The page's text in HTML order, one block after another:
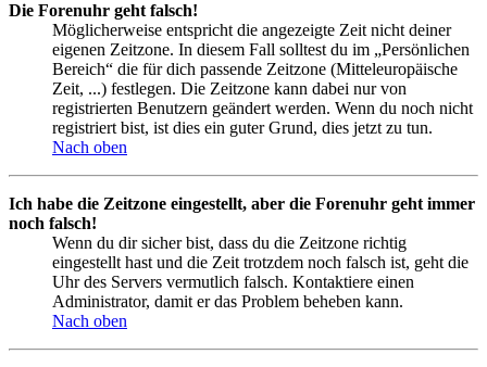
Die Forenuhr geht falsch!
Möglicherweise entspricht die angezeigte Zeit nicht deiner
eigenen Zeitzone. In diesem Fall solltest du im „Persönlichen
Bereich“ die für dich passende Zeitzone (Mitteleuropäische
Zeit, ...) festlegen. Die Zeitzone kann dabei nur von
registrierten Benutzern geändert werden. Wenn du noch nicht
registriert bist, ist dies ein guter Grund, dies jetzt zu tun.
Nach oben
Ich habe die Zeitzone eingestellt, aber die Forenuhr geht immer
noch falsch!
Wenn du dir sicher bist, dass du die Zeitzone richtig
eingestellt hast und die Zeit trotzdem noch falsch ist, geht die
Uhr des Servers vermutlich falsch. Kontaktiere einen
Administrator, damit er das Problem beheben kann.
Nach oben